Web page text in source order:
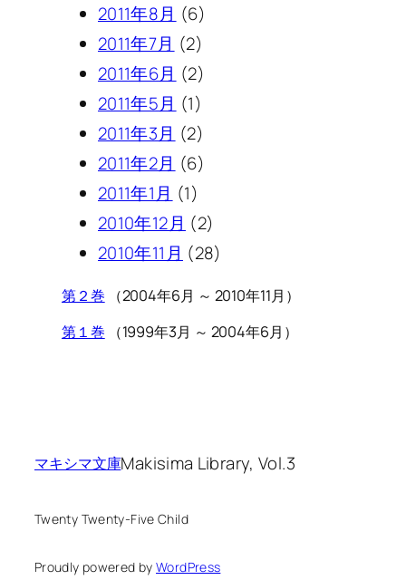
2011年8月 (6)
2011年7月 (2)
2011年6月 (2)
2011年5月 (1)
2011年3月 (2)
2011年2月 (6)
2011年1月 (1)
2010年12月 (2)
2010年11月 (28)
第２巻 （2004年6月 ～ 2010年11月）
第１巻 （1999年3月 ～ 2004年6月）
マキシマ文庫Makisima Library, Vol.3
Twenty Twenty-Five Child
Proudly powered byWordPress